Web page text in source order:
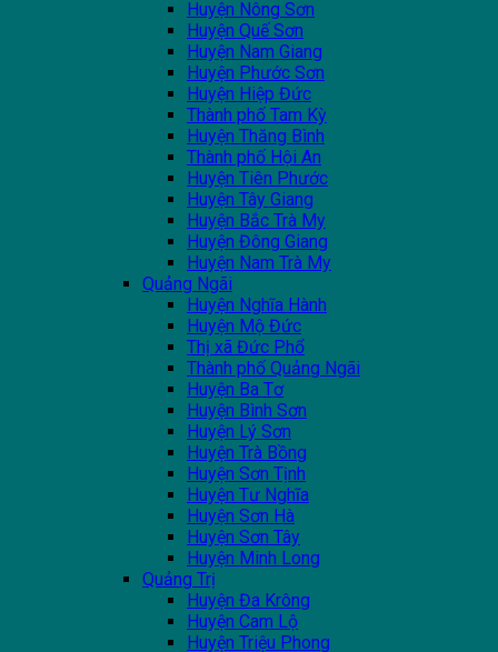
Huyện Nông Sơn
Huyện Quế Sơn
Huyện Nam Giang
Huyện Phước Sơn
Huyện Hiệp Đức
Thành phố Tam Kỳ
Huyện Thăng Bình
Thành phố Hội An
Huyện Tiên Phước
Huyện Tây Giang
Huyện Bắc Trà My
Huyện Đông Giang
Huyện Nam Trà My
Quảng Ngãi
Huyện Nghĩa Hành
Huyện Mộ Đức
Thị xã Đức Phổ
Thành phố Quảng Ngãi
Huyện Ba Tơ
Huyện Bình Sơn
Huyện Lý Sơn
Huyện Trà Bồng
Huyện Sơn Tịnh
Huyện Tư Nghĩa
Huyện Sơn Hà
Huyện Sơn Tây
Huyện Minh Long
Quảng Trị
Huyện Đa Krông
Huyện Cam Lộ
Huyện Triệu Phong